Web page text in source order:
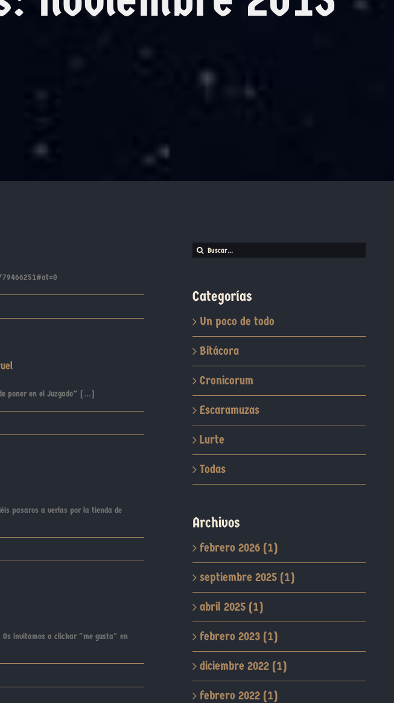
poner en el Juzgado” [...]
pasaros a verlas por la tienda de
Os invitamos a clickar "me gusta" en
Buscar:
Categorías
Un poco de todo
Bitácora
Cronicorum
Escaramuzas
Lurte
Todas
Archivos
febrero 2026 (1)
septiembre 2025 (1)
abril 2025 (1)
febrero 2023 (1)
diciembre 2022 (1)
febrero 2022 (1)